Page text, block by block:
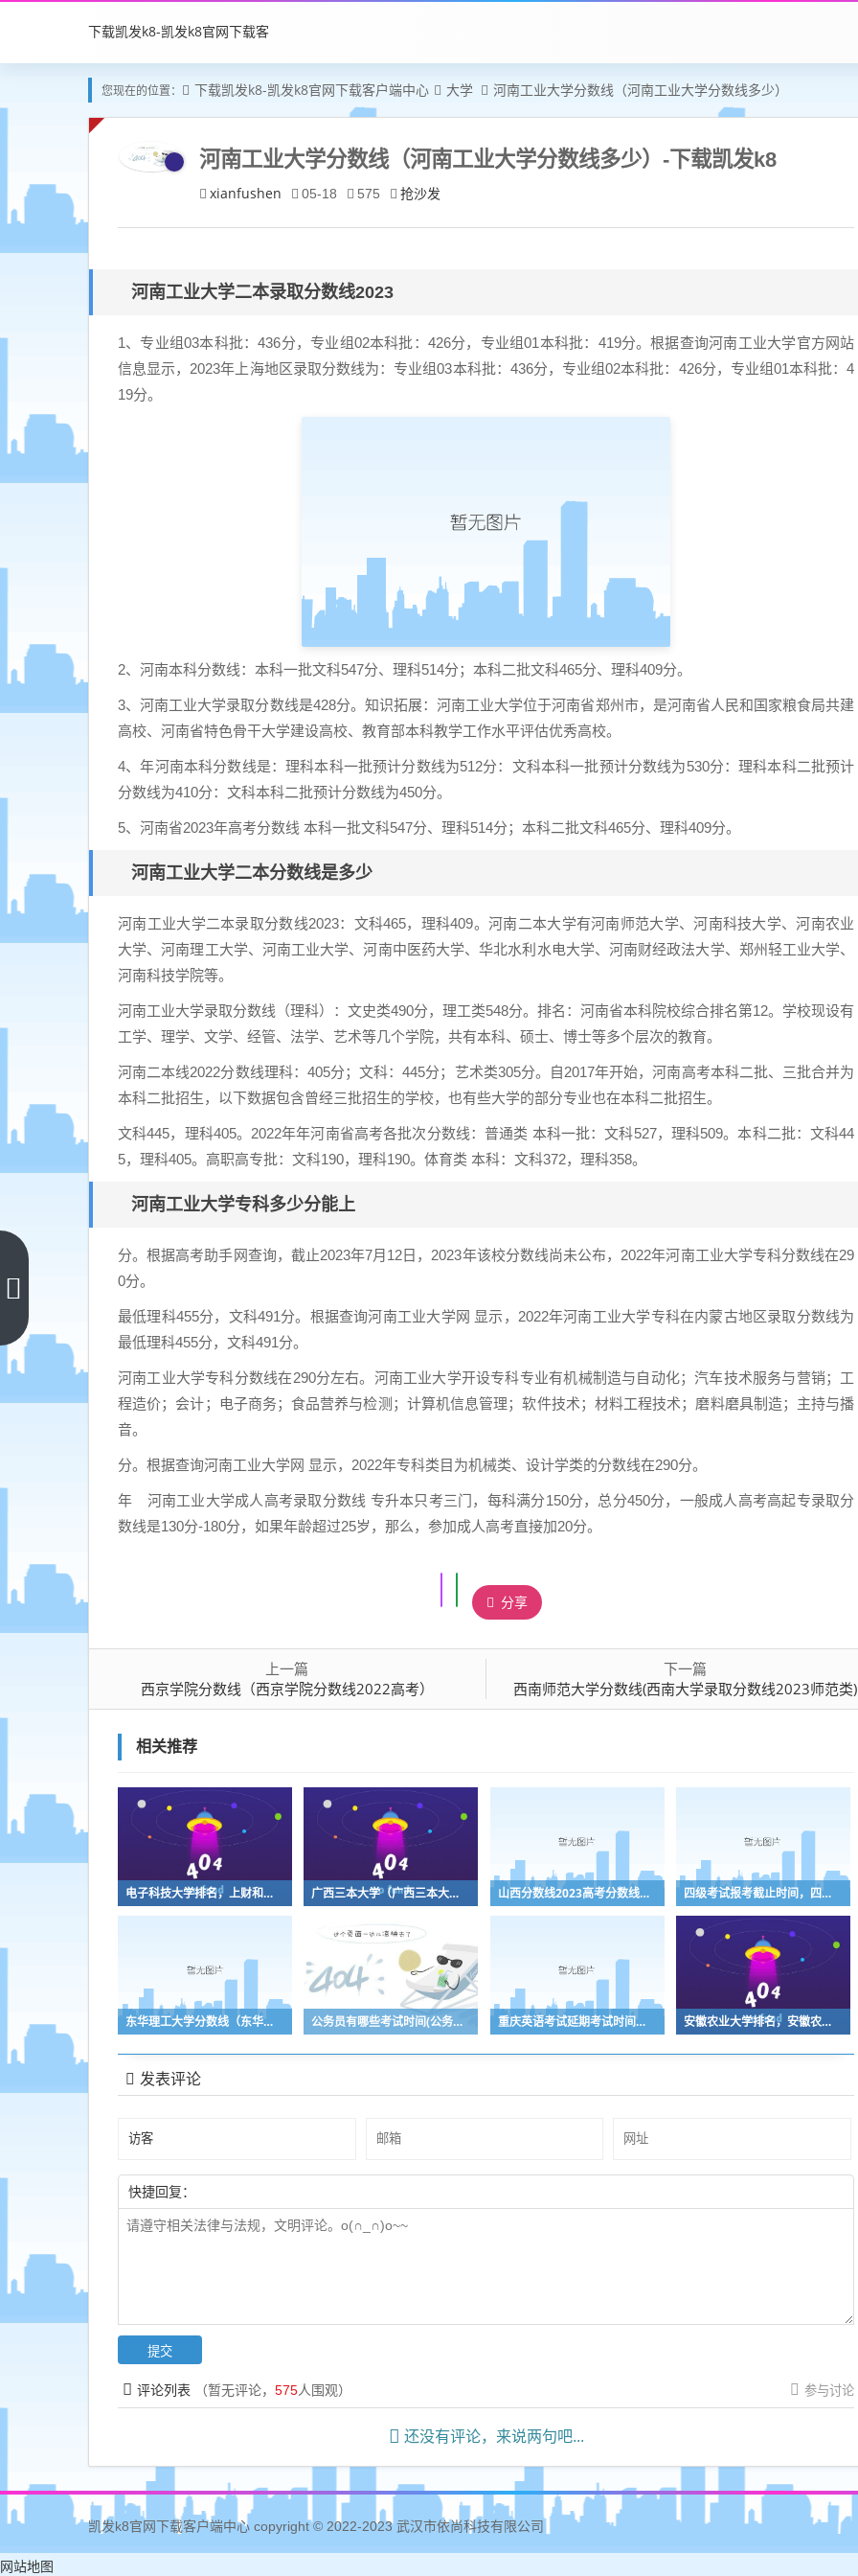
下载凯发k8-凯发k8官网下载客
户端中心
您现在的位置： 下载凯发k8-凯发k8官网下载客户端中心 大学 河南工业大学分数线（河南工业大学分数线多少）
河南工业大学分数线（河南工业大学分数线多少）-下载凯发k8
xianfushen 05-18 575 抢沙发
河南工业大学二本录取分数线2023
1、专业组03本科批：436分，专业组02本科批：426分，专业组01本科批：419分。根据查询河南工业大学官方网站
信息显示，2023年上海地区录取分数线为：专业组03本科批：436分，专业组02本科批：426分，专业组01本科批：4
19分。
2、河南本科分数线：本科一批文科547分、理科514分；本科二批文科465分、理科409分。
3、河南工业大学录取分数线是428分。知识拓展：河南工业大学位于河南省郑州市，是河南省人民和国家粮食局共建
高校、河南省特色骨干大学建设高校、教育部本科教学工作水平评估优秀高校。
4、年河南本科分数线是：理科本科一批预计分数线为512分：文科本科一批预计分数线为530分：理科本科二批预计
分数线为410分：文科本科二批预计分数线为450分。
5、河南省2023年高考分数线 本科一批文科547分、理科514分；本科二批文科465分、理科409分。
河南工业大学二本分数线是多少
河南工业大学二本录取分数线2023：文科465，理科409。河南二本大学有河南师范大学、河南科技大学、河南农业
大学、河南理工大学、河南工业大学、河南中医药大学、华北水利水电大学、河南财经政法大学、郑州轻工业大学、
河南科技学院等。
河南工业大学录取分数线（理科）：文史类490分，理工类548分。排名：河南省本科院校综合排名第12。学校现设有
工学、理学、文学、经管、法学、艺术等几个学院，共有本科、硕士、博士等多个层次的教育。
河南二本线2022分数线理科：405分；文科：445分；艺术类305分。自2017年开始，河南高考本科二批、三批合并为
本科二批招生，以下数据包含曾经三批招生的学校，也有些大学的部分专业也在本科二批招生。
文科445，理科405。2022年年河南省高考各批次分数线：普通类 本科一批：文科527，理科509。本科二批：文科44
5，理科405。高职高专批：文科190，理科190。体育类 本科：文科372，理科358。
河南工业大学专科多少分能上
分。根据高考助手网查询，截止2023年7月12日，2023年该校分数线尚未公布，2022年河南工业大学专科分数线在29
0分。
最低理科455分，文科491分。根据查询河南工业大学网 显示，2022年河南工业大学专科在内蒙古地区录取分数线为
最低理科455分，文科491分。
河南工业大学专科分数线在290分左右。河南工业大学开设专科专业有机械制造与自动化；汽车技术服务与营销；工
程造价；会计；电子商务；食品营养与检测；计算机信息管理；软件技术；材料工程技术；磨料磨具制造；主持与播
音。
分。根据查询河南工业大学网 显示，2022年专科类目为机械类、设计学类的分数线在290分。
年 河南工业大学成人高考录取分数线 专升本只考三门，每科满分150分，总分450分，一般成人高考高起专录取分
数线是130分-180分，如果年龄超过25岁，那么，参加成人高考直接加20分。
分享
上一篇
西京学院分数线（西京学院分数线2022高考）
下一篇
西南师范大学分数线(西南大学录取分数线2023师范类)
线
（西
相关推荐
电子科技大学排名，上财和电子科技大学排名 广西三本大学（广西三本大学排名榜） 山西分数线2023高考分数线（山西分数线2023高考分数线什么时候公布） 四级考试报考截止时间，四级报考时间2022年
东华理工大学分数线（东华理工大学分数线2016） 公务员有哪些考试时间(公务员考试都有哪些时间) 重庆英语考试延期考试时间（重庆英语考试延期考试时间安排） 安徽农业大学排名，安徽农业大学排名为什么高
发表评论
快捷回复：
评论列表 （暂无评论， 575人围观） 参与讨论
还没有评论，来说两句吧...
凯发k8官网下载客户端中心 copyright © 2022-2023 武汉市依尚科技有限公司
网站地图